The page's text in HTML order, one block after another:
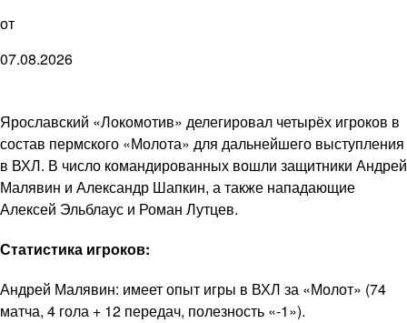
от
07.08.2026
Ярославский «Локомотив» делегировал четырёх игроков в
состав пермского «Молота» для дальнейшего выступления
в ВХЛ. В число командированных вошли защитники Андрей
Малявин и Александр Шапкин, а также нападающие
Алексей Эльблаус и Роман Лутцев.
Статистика игроков:
Андрей Малявин: имеет опыт игры в ВХЛ за «Молот» (74
матча, 4 гола + 12 передач, полезность «-1»).